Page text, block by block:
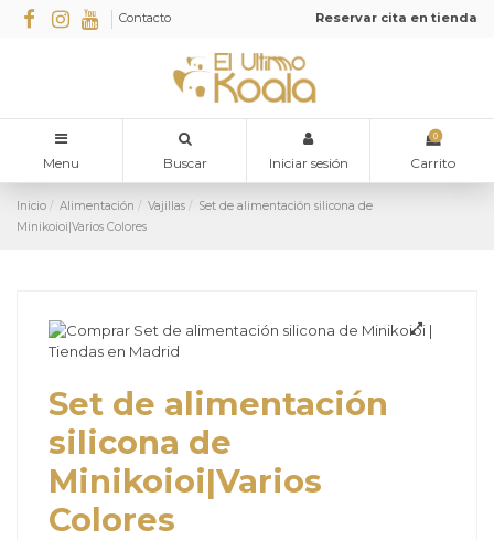
Contacto Reservar cita en tienda
Menu Buscar Iniciar sesión
0
Carrito
Inicio Alimentación Vajillas
Set de alimentación silicona de
Minikoioi|Varios Colores
Set de alimentación
silicona de
Minikoioi|Varios
Colores